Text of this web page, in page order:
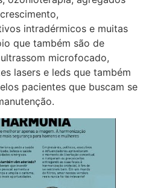
intradérmicos e muitas
que também são de
microfocado,
lasers e leds que também
pacientes que buscam se